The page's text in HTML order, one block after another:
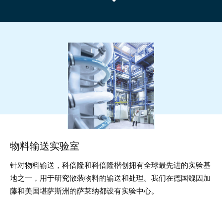
物料输送实验室
针对物料输送，科倍隆和科倍隆楷创拥有全球最先进的实验基
地之一，用于研究散装物料的输送和处理。我们在德国魏因加
藤和美国堪萨斯洲的萨莱纳都设有实验中心。